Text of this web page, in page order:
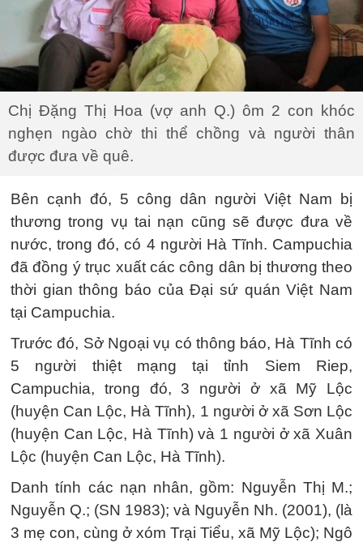
Chị Đặng Thị Hoa (vợ anh Q.) ôm 2 con khóc
nghẹn ngào chờ thi thể chồng và người thân
được đưa về quê.
Bên cạnh đó, 5 công dân người Việt Nam bị
thương trong vụ tai nạn cũng sẽ được đưa về
nước, trong đó, có 4 người Hà Tĩnh. Campuchia
đã đồng ý trục xuất các công dân bị thương theo
thời gian thông báo của Đại sứ quán Việt Nam
tại Campuchia.
Trước đó, Sở Ngoại vụ có thông báo, Hà Tĩnh có
5 người thiệt mạng tại tỉnh Siem Riep,
Campuchia, trong đó, 3 người ở xã Mỹ Lộc
(huyện Can Lộc, Hà Tĩnh), 1 người ở xã Sơn Lộc
(huyện Can Lộc, Hà Tĩnh) và 1 người ở xã Xuân
Lộc (huyện Can Lộc, Hà Tĩnh).
Danh tính các nạn nhân, gồm: Nguyễn Thị M.;
Nguyễn Q.; (SN 1983); và Nguyễn Nh. (2001), (là
3 mẹ con, cùng ở xóm Trại Tiểu, xã Mỹ Lộc); Ngô